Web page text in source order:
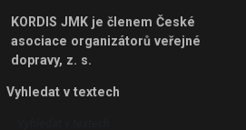
KORDIS JMK je členem České
asociace organizátorů veřejné
dopravy, z. s.
Vyhledat v textech